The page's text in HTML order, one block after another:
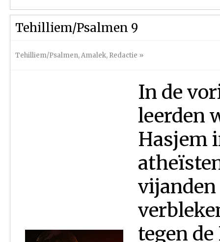
Tehilliem/Psalmen 9
Tehilliem/Psalmen,Amalek, Redactie »
In de
leerden
Hasjem
tegen